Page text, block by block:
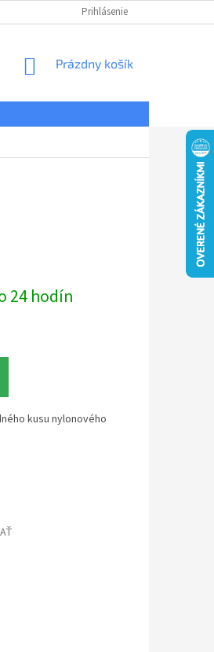
OSOBNÝCH ÚDAJOV REKLAMÁCIE
Prihlásenie
NÁKUPNÝ
Prázdny košík
24 hodín
kusu nylonového